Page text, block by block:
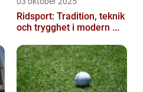
Ridsport: Tradition, teknik
och trygghet i modern ...